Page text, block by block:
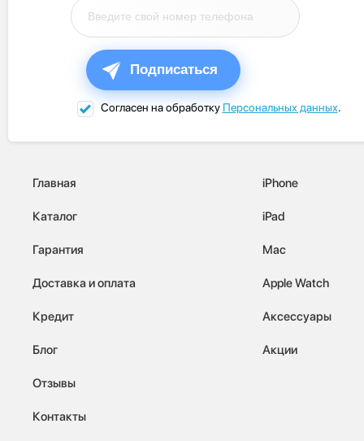
Подписаться
Согласен на обработку Персональных данных.
Главная
Каталог
Гарантия
Доставка и оплата
Кредит
Блог
Отзывы
Контакты
iPhone
iPad
Mac
Apple Watch
Аксессуары
Акции